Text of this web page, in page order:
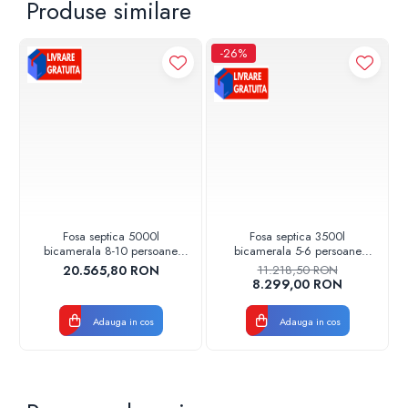
Apa rezultata NU poate fi utilizata la irigatii.
Produse similare
Fosa septica 5000l
bicamerala 8-10 persoane
48601050000 Aquaclean
Valrom
20.565,80 RON
Adauga in cos
-26%
Fosa septica 3500l
bicamerala 5-6 persoane
48601035000 Aquaclean
Valrom
11.218,50 RON
8.299,00 RON
Adauga in cos